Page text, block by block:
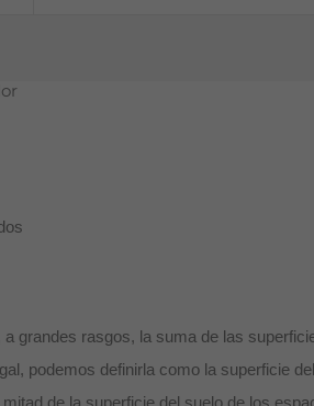
a grandes rasgos, la suma de las
podemos definirla como la superficie del
de la superficie del suelo de los